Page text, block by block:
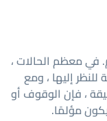
معظم الحالات ،
إليها ، ومع
، فإن الوقوف أو
مؤلمًا.